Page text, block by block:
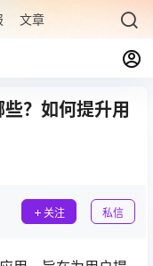
文章专题 最新文章
？如何提升用
关注 私信